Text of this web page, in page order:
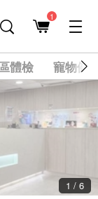
1
體檢 寵物健
2 / 6